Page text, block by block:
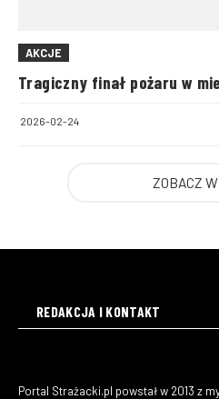
AKCJE
Tragiczny finał pożaru w
2026-02-24
ZOBACZ
REDAKCJA I KONTAKT
Portal Strażacki.pl powstał w 2013 z